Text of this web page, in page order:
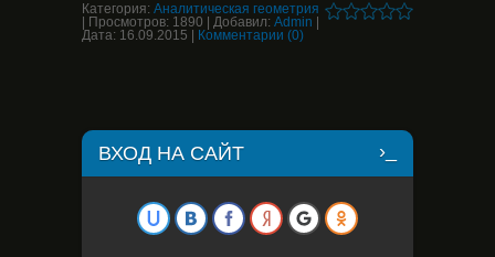
Категория: Аналитическая геометрия
Просмотров: 1890 Добавил: Admin
Дата: 16.09.2015 Комментарии (0)
ВХОД НА САЙТ